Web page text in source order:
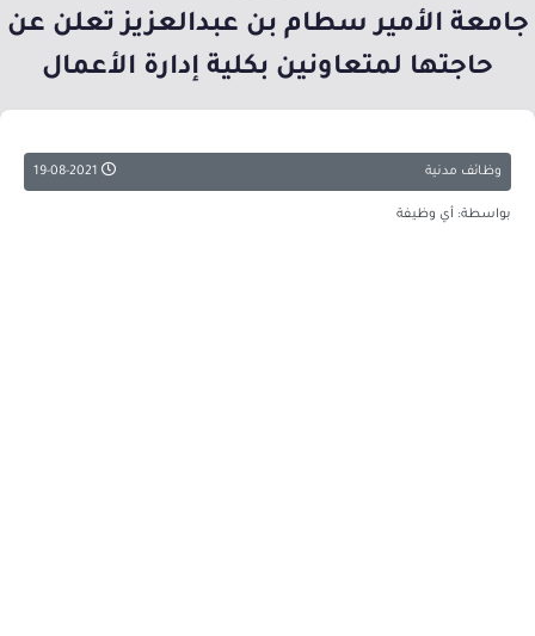
جامعة الأمير سطام بن عبدالعزيز تعلن عن
حاجتها لمتعاونين بكلية إدارة الأعمال
وظائف مدنية
بواسطة: أي وظيفة